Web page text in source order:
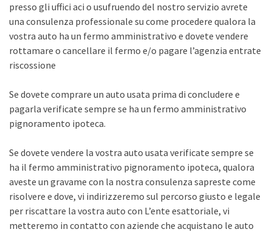
presso gli uffici aci o usufruendo del nostro servizio avrete
una consulenza professionale su come procedere qualora la
vostra auto ha un fermo amministrativo e dovete vendere
rottamare o cancellare il fermo e/o pagare l’agenzia entrate
riscossione
Se dovete comprare un auto usata prima di concludere e
pagarla verificate sempre se ha un fermo amministrativo
pignoramento ipoteca.
Se dovete vendere la vostra auto usata verificate sempre se
ha il fermo amministrativo pignoramento ipoteca, qualora
aveste un gravame con la nostra consulenza sapreste come
risolvere e dove, vi indirizzeremo sul percorso giusto e legale
per riscattare la vostra auto con L’ente esattoriale, vi
metteremo in contatto con aziende che acquistano le auto